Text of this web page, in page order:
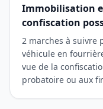
Immobilisation
confiscation
2 marches à suivre
véhicule en
vue de la
probatoire ou aux